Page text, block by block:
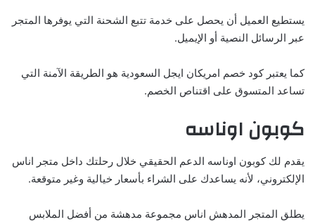
يستطيع العميل أن يحصل على خدمة تتبع الشحنة التي يوفرها المتجر
عبر الرسائل النصية أو الإيميل.
كما يعتبر كود خصم امريكان ايجل السعودية هو الطريقة الآمنة التي
تساعد المتسوق على اقتناص الخصم.
كوبون اوناسه
يقدم لك كوبون اوناسه الدعم الحقيقي خلال رحلتك داخل متجر اناس
الإلكتروني، لأنه يساعدك على الشراء بأسعار خيالية وغير متوقعة.
يطلق المتجر المدهش اناس مجموعة مدهشة من أفضل الملابس